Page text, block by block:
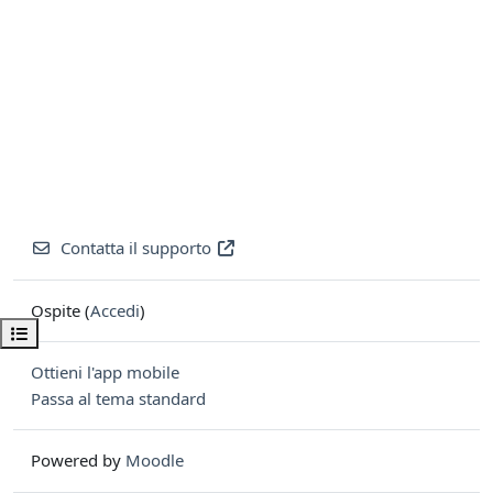
Apri indice del corso
Contatta il supporto
Ospite (Accedi)
Ottieni l'app mobile
Passa al tema standard
Powered by Moodle